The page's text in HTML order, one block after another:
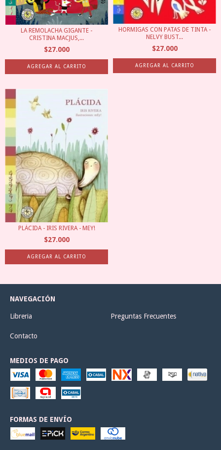
LA REMOLACHA GIGANTE -
CRISTINA MACJUS,...
$27.000
HORMIGAS CON PATAS DE TINTA -
NELVY BUST...
$27.000
PLÁCIDA - IRIS RIVERA - MEY!
$27.000
NAVEGACIÓN
Libreria Preguntas Frecuentes
Contacto
MEDIOS DE PAGO
FORMAS DE ENVÍO